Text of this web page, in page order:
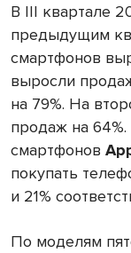
В III квартале
предыдущим
смартфонов
выросли
на 79%. На
продаж на
смартфонов
покупать
и 21%
По моделям